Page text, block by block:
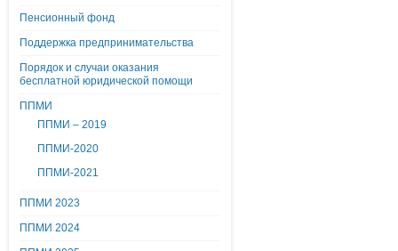
Пенсионный фонд
Поддержка предпринимательства
Порядок и случаи оказания
бесплатной юридической помощи
ППМИ
ППМИ – 2019
ППМИ-2020
ППМИ-2021
ППМИ 2023
ППМИ 2024